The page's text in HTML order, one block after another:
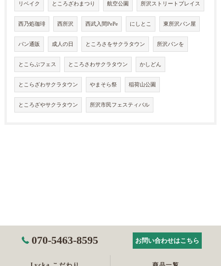
リベイク ところざわまつり 航空公園 所沢ストリートプレイス
西乃処珈琲 西所沢 西武入間PePe にしとこ 東所沢パン屋
パン通販 成人の日 ところさをサクラタウン 所沢パンを
とこらぶフェス ところさわサクラタウン かしどん
とこらざわサクラタウン やまそら祭 稲荷山公園
ところざやサクラタウン 所沢市民フェスティバル
070-5463-8595 お問い合わせはこちら